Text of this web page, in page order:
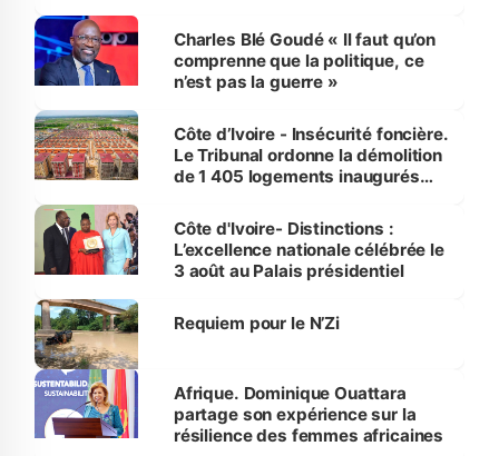
Charles Blé Goudé « Il faut qu’on
comprenne que la politique, ce
n’est pas la guerre »
Côte d’Ivoire - Insécurité foncière.
Le Tribunal ordonne la démolition
de 1 405 logements inaugurés
Bassam
Côte d'Ivoire- Distinctions :
L’excellence nationale célébrée le
3 août au Palais présidentiel
Requiem pour le N’Zi
Afrique. Dominique Ouattara
partage son expérience sur la
résilience des femmes africaines